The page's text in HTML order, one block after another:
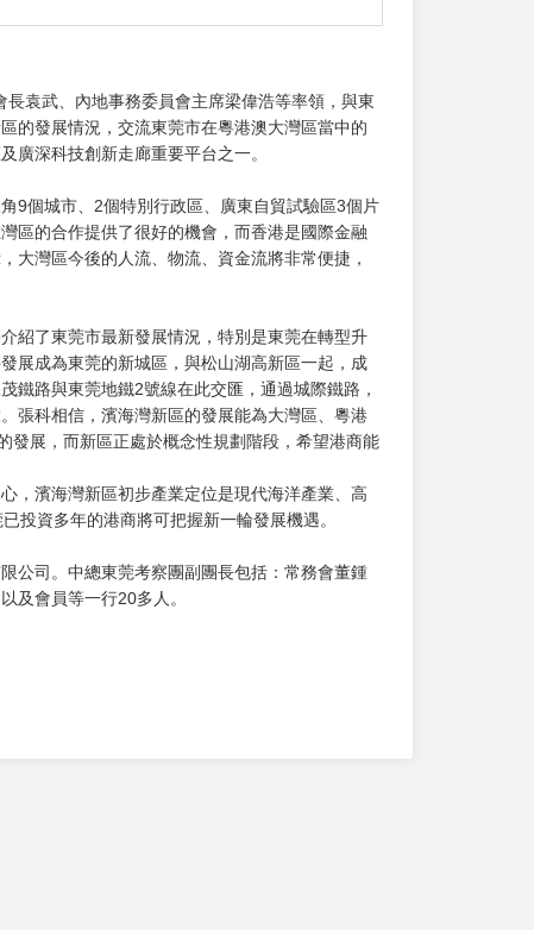
袁武、內地事務委員會主席梁偉浩等率領，與東
的發展情況，交流東莞市在粵港澳大灣區當中的
廣深科技創新走廊重要平台之一。
9個城市、2個特別行政區、廣東自貿試驗區3個片
區的合作提供了很好的機會，而香港是國際金融
大灣區今後的人流、物流、資金流將非常便捷，
紹了東莞市最新發展情況，特別是東莞在轉型升
展成為東莞的新城區，與松山湖高新區一起，成
鐵路與東莞地鐵2號線在此交匯，通過城際鐵路，
張科相信，濱海灣新區的發展能為大灣區、粵港
發展，而新區正處於概念性規劃階段，希望港商能
，濱海灣新區初步產業定位是現代海洋產業、高
投資多年的港商將可把握新一輪發展機遇。
公司。中總東莞考察團副團長包括：常務會董鍾
及會員等一行20多人。